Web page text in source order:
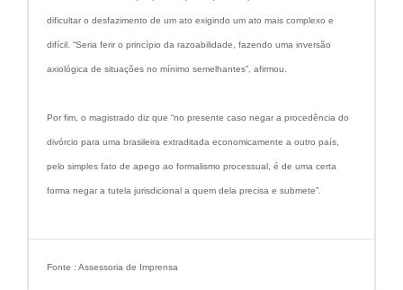
dificultar o desfazimento de um ato exigindo um ato mais complexo e
difícil. “Seria ferir o princípio da razoabilidade, fazendo uma inversão
axiológica de situações no mínimo semelhantes”, afirmou.
Por fim, o magistrado diz que “no presente caso negar a procedência do
divórcio para uma brasileira extraditada economicamente a outro país,
pelo simples fato de apego ao formalismo processual, é de uma certa
forma negar a tutela jurisdicional a quem dela precisa e submete”.
Fonte : Assessoria de Imprensa